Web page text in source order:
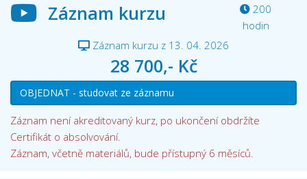
Záznam kurzu
200
hodin
Záznam kurzu z 13. 04. 2026
28 700,- Kč
OBJEDNAT - studovat ze záznamu
Záznam není akreditovaný kurz, po ukončení obdržíte
Certifikát o absolvování.
Záznam, včetně materiálů, bude přístupný 6 měsíců.